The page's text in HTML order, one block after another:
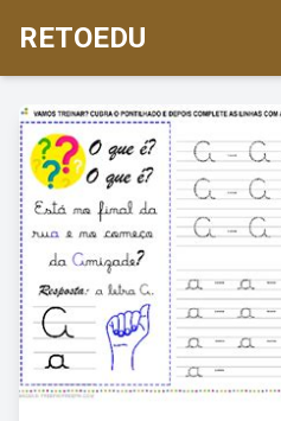
RETOEDU